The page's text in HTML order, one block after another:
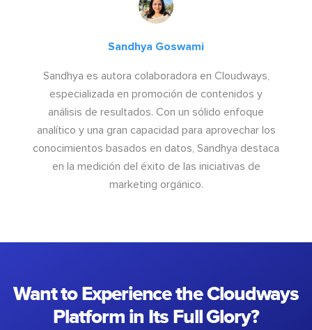
Sandhya Goswami
Sandhya es autora colaboradora en Cloudways,
especializada en promoción de contenidos y
análisis de resultados. Con un sólido enfoque
analítico y una gran capacidad para aprovechar los
conocimientos basados en datos, Sandhya destaca
en la medición del éxito de las iniciativas de
marketing orgánico.
Want to Experience the Cloudways
Platform in Its Full Glory?